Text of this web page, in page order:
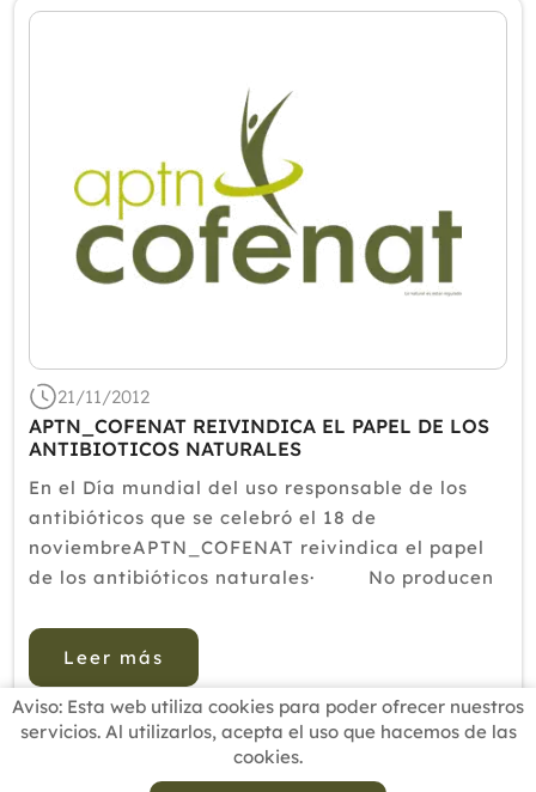
21/11/2012
APTN_COFENAT REIVINDICA EL PAPEL DE LOS
ANTIBIOTICOS NATURALES
En el Día mundial del uso responsable de los
antibióticos que se celebró el 18 de
noviembreAPTN_COFENAT reivindica el papel
de los antibióticos naturales· No producen
antibióticos químicos que sólo son efectivos
para i...
Leer más
Aviso: Esta web utiliza cookies para poder ofrecer nuestros
servicios. Al utilizarlos, acepta el uso que hacemos de las
cookies.
BUSCADOR PROFESIONALES